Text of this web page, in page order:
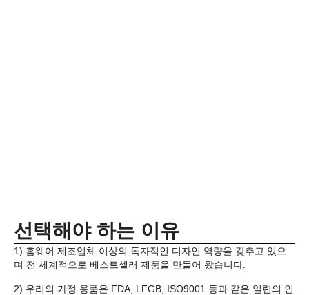
선택해야 하는 이유
1) 홈웨어 제조업체 이상의 독자적인 디자인 역량을 갖추고 있으
며 전 세계적으로 베스트셀러 제품을 만들어 왔습니다.
2) 우리의 가정 용품은 FDA, LFGB, ISO9001 등과 같은 일련의 인